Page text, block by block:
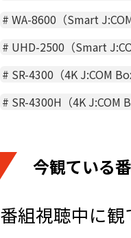
#WA-8600（Smart
# UHD-2500（Smart
# SR-4300（4K J:COM
# SR-4300H（4K J:COM
今観ている
番組視聴中に観